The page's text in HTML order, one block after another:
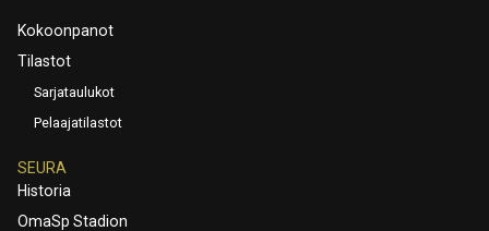
Kokoonpanot
Tilastot
Sarjataulukot
Pelaajatilastot
SEURA
Historia
OmaSp Stadion